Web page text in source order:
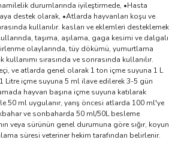
durumlarında iyileştirmede, •Hasta
destek olarak, •Atlarda hayvanları koşu ve
kullanılır. kasları ve eklemleri desteklemek
taşıma, aşılama, gaga kesimi ve dalgalı
olaylarında, tüy dökümü, yumurtlama
sırasında ve sonrasında kullanılır.
ve atlarda genel olarak 1 ton içme suyuna 1 L
Litre içme suyuna 5 ml ilave edilerek 3-5 gün
hayvan başına içme suyuna katılarak
50 ml uygulanır, yarış öncesi atlarda 100 ml'ye
ve sonbaharda 50 ml/50L besleme
veya sürünün genel durumuna göre sığır, koyun
süresi veteriner hekim tarafından belirlenir.